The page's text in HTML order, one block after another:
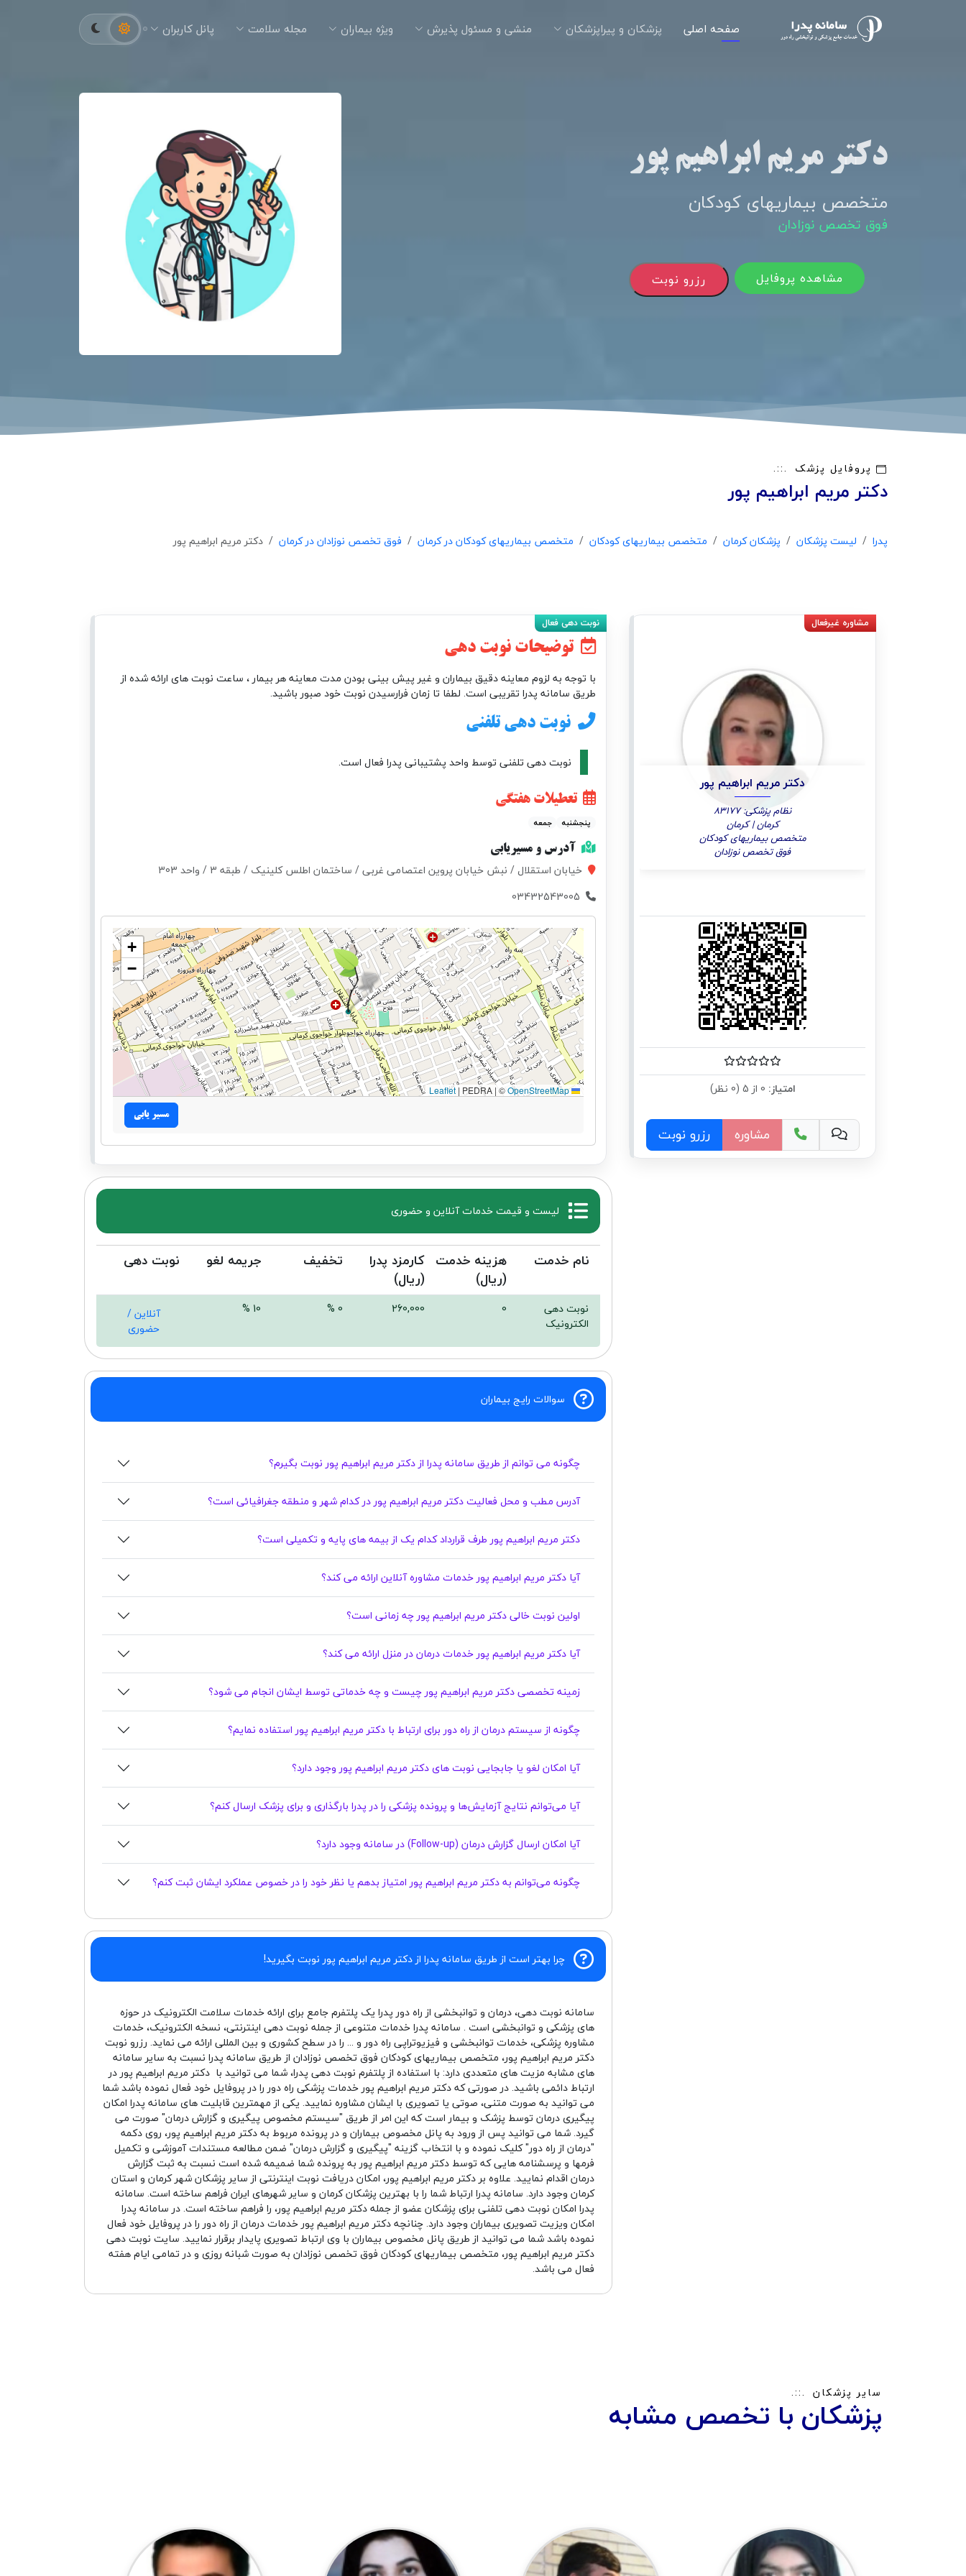
صفحه اصلی پزشکان و پیراپزشکان منشی و مسئول پذیرش ویژه بیماران مجله سلامت پانل کاربران
دکتر مریم ابراهیم پور
متخصص بیماریهای کودکان
فوق تخصص نوزادان
رزرو نوبت مشاهده پروفایل
پروفایل پزشک
دکتر مریم ابراهیم پور
پدرا لیست پزشکان پزشکان کرمان متخصص بیماریهای کودکان متخصص بیماریهای کودکان در کرمان فوق تخصص نوزادان در کرمان دکتر مریم ابراهیم پور
دکتر مریم ابراهیم پور
نظام پزشکی: 83177
کرمان | کرمان
متخصص بیماریهای کودکان
فوق تخصص نوزادان
امتیاز:
مشاوره رزرو نوبت
توضیحات نوبت دهی
با توجه به لزوم معاینه دقیق بیماران و غیر پیش بینی بودن مدت معاینه هر بیمار ، ساعت نوبت های ارائه شده از
طریق سامانه پدرا تقریبی است. لطفا تا زمان فرارسیدن نوبت خود صبور باشید.
نوبت دهی تلفنی
نوبت دهی تلفنی توسط واحد پشتیبانی پدرا فعال است.
تعطیلات هفتگی
پنجشنبه جمعه
آدرس و مسیریابی
خیابان استقلال / نبش خیابان پروین اعتصامی غربی / ساختمان اطلس کلینیک / طبقه 3 / واحد 303
+
−
Leaflet
| PEDRA | ©OpenStreetMap
مسیر یابی
لیست و قیمت خدمات آنلاین و حضوری
نام خدمت
هزینه خدمت
(ریال)
کارمزد پدرا
(ریال)
تخفیف جریمه لغو نوبت دهی
نوبت دهی
الکترونیک
0
260,000
0 %
10 %
آنلاین /
حضوری
سوالات رایج بیماران
چگونه می توانم از طریق سامانه پدرا از دکتر مریم ابراهیم پور نوبت بگیرم؟
آدرس مطب و محل فعالیت دکتر مریم ابراهیم پور در کدام شهر و منطقه جغرافیائی است؟
دکتر مریم ابراهیم پور طرف قرارداد کدام یک از بیمه های پایه و تکمیلی است؟
آیا دکتر مریم ابراهیم پور خدمات مشاوره آنلاین ارائه می کند؟
اولین نوبت خالی دکتر مریم ابراهیم پور چه زمانی است؟
آیا دکتر مریم ابراهیم پور خدمات درمان در منزل ارائه می کند؟
زمینه تخصصی دکتر مریم ابراهیم پور چیست و چه خدماتی توسط ایشان انجام می شود؟
چگونه از سیستم درمان از راه دور برای ارتباط با دکتر مریم ابراهیم پور استفاده نمایم؟
آیا امکان لغو یا جابجایی نوبت های دکتر مریم ابراهیم پور وجود دارد؟
آیا می‌توانم نتایج آزمایش‌ها و پرونده پزشکی را در پدرا بارگذاری و برای پزشک ارسال کنم؟
آیا امکان ارسال گزارش درمان (Follow-up) در سامانه وجود دارد؟
چگونه می‌توانم به دکتر مریم ابراهیم پور امتیاز بدهم یا نظر خود را در خصوص عملکرد ایشان ثبت کنم؟
چرا بهتر است از طریق سامانه پدرا از دکتر مریم ابراهیم پور نوبت بگیرید!
سامانه نوبت دهی، درمان و توانبخشی از راه دور پدرا یک پلتفرم جامع برای ارائه خدمات سلامت الکترونیک در حوزه
های پزشکی و توانبخشی است . سامانه پدرا خدمات متنوعی از جمله نوبت دهی اینترنتی، نسخه الکترونیک، خدمات
مشاوره پزشکی، خدمات توانبخشی و فیزیوتراپی راه دور و ... را در سطح کشوری و بین المللی ارائه می نماید. رزرو نوبت
دکتر مریم ابراهیم پور، متخصص بیماریهای کودکان فوق تخصص نوزادان از طریق سامانه پدرا نسبت به سایر سامانه
های مشابه مزیت های متعددی دارد: با استفاده از پلتفرم نوبت دهی پدرا، شما می توانید با دکتر مریم ابراهیم پور در
ارتباط دائمی باشید. در صورتی که دکتر مریم ابراهیم پور خدمات پزشکی راه دور را در پروفایل خود فعال نموده باشد شما
می توانید به صورت متنی، صوتی یا تصویری با ایشان مشاوره نمایید. یکی از مهمترین قابلیت های سامانه پدرا امکان
پیگیری درمان توسط پزشک و بیمار است که این امر از طریق "سیستم مخصوص پیگیری و گزارش درمان" صورت می
گیرد. شما می توانید پس از ورود به پانل مخصوص بیماران و در پرونده مربوط به دکتر مریم ابراهیم پور، روی دکمه
"درمان از راه دور" کلیک نموده و با انتخاب گزینه "پیگیری و گزارش درمان" ضمن مطالعه مستندات آموزشی و تکمیل
فرمها و پرسشنامه هایی که توسط دکتر مریم ابراهیم پور به پرونده شما ضمیمه شده است نسبت به ثبت گزارش
درمان اقدام نمایید. علاوه بر دکتر مریم ابراهیم پور، امکان دریافت نوبت اینترنتی از سایر پزشکان شهر کرمان و استان
کرمان وجود دارد. سامانه پدرا ارتباط شما را با بهترین پزشکان کرمان و سایر شهرهای ایران فراهم ساخته است. سامانه
پدرا امکان نوبت دهی تلفنی برای پزشکان عضو از جمله دکتر مریم ابراهیم پور، را فراهم ساخته است. در سامانه پدرا
امکان ویزیت تصویری بیماران وجود دارد. چنانچه دکتر مریم ابراهیم پور خدمات درمان از راه دور را در پروفایل خود فعال
نموده باشد شما می توانید از طریق پانل مخصوص بیماران با وی ارتباط تصویری پایدار برقرار نمایید. سایت نوبت دهی
دکتر مریم ابراهیم پور، متخصص بیماریهای کودکان فوق تخصص نوزادان به صورت شبانه روزی و در تمامی ایام هفته
فعال می باشد.
سایر پزشکان
پزشکان با تخصص مشابه